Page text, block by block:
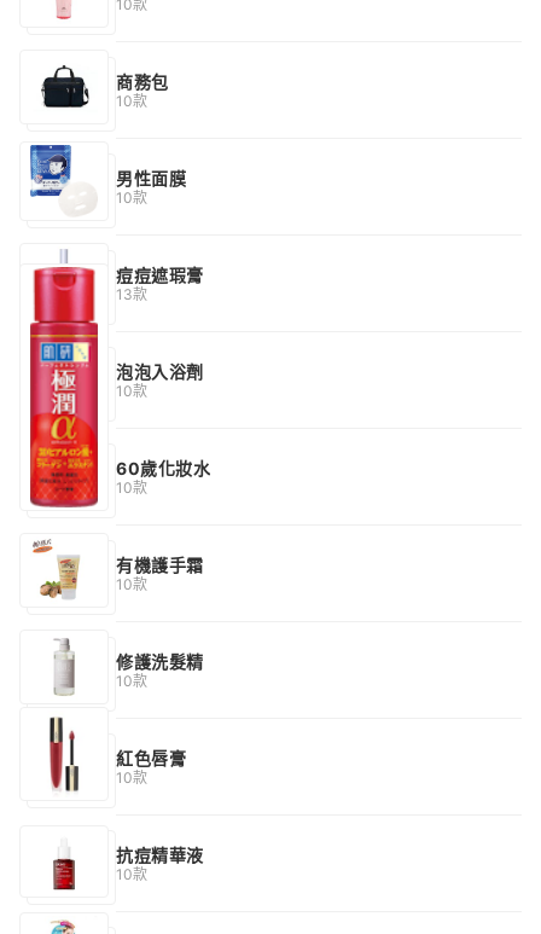
10款
商務包
10款
男性面膜
10款
痘痘遮瑕膏
13款
泡泡入浴劑
10款
60歲化妝水
10款
有機護手霜
10款
修護洗髮精
10款
紅色唇膏
10款
抗痘精華液
10款